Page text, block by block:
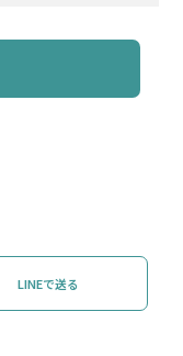
LINEで送る